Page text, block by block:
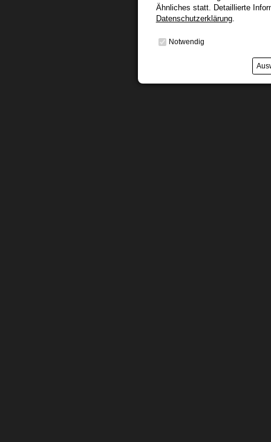
Ähnliches statt. Detaillierte
Datenschutzerklärung.
Notwendig